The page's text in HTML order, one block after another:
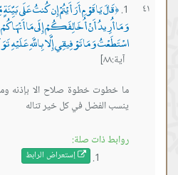
٤١ ﴿قَالَ يَا قَوْمِ أَرَأَيْتُمْ إِن كُنتُ عَلَى
وَمَا أُرِيدُ أَنْ أُخَالِفَكُمْ إِلَى مَا
اسْتَطَعْتُ وَمَا تَوْفِيقِي إِلَّا بِاللَّهِ عَلَيْهِ
آية:٨٨]
ما خطوت خطوة صلاح الا بإذنه
ينسب الفضل في كل خير تناله
روابط ذات صلة:
إستعراض الرابط